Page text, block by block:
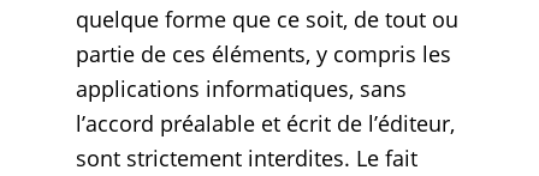
quelque forme que ce soit, de tout ou
partie de ces éléments, y compris les
applications informatiques, sans
l’accord préalable et écrit de l’éditeur,
sont strictement interdites. Le fait